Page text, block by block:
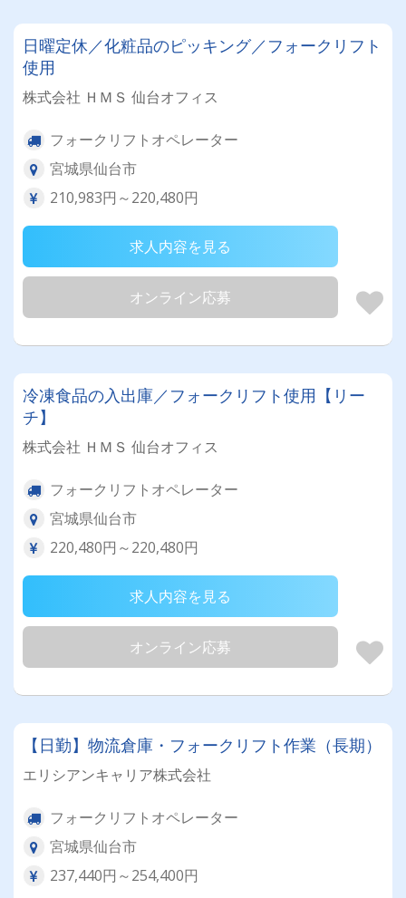
日曜定休／化粧品のピッキング／フォークリフト
使用
株式会社 ＨＭＳ 仙台オフィス
フォークリフトオペレーター
宮城県仙台市
210,983円～220,480円
求人内容を見る
オンライン応募
冷凍食品の入出庫／フォークリフト使用【リー
チ】
株式会社 ＨＭＳ 仙台オフィス
フォークリフトオペレーター
宮城県仙台市
220,480円～220,480円
求人内容を見る
オンライン応募
【日勤】物流倉庫・フォークリフト作業（長期）
エリシアンキャリア株式会社
フォークリフトオペレーター
宮城県仙台市
237,440円～254,400円